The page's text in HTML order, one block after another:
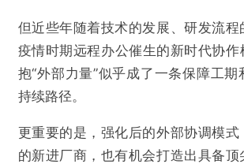
但近些年随着技术的发展、研发流程
疫情时期远程办公催生的新时代协
抱“外部力量”似乎成了一条保障工
持续路径。
更重要的是，强化后的外部协调模式
的新进厂商，也有机会打造出具备顶